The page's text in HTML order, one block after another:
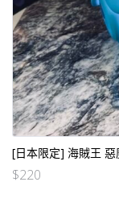
[日本限定] 海賊王
$220